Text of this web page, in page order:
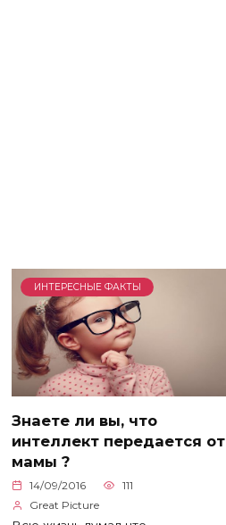
ИНТЕРЕСНЫЕ ФАКТЫ
Знаете ли вы, что
интеллект передается от
мамы ?
14/09/2016
111
Great Picture